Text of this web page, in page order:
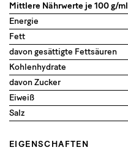
Mittlere Nährwerte je 100 g/ml
Energie
Fett
davon gesättigte Fettsäuren
Kohlenhydrate
davon Zucker
Eiweiß
Salz
EIGENSCHAFTEN